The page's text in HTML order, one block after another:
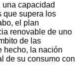
una capacidad
que supera los
el plan
renovable de uno
de las
hecho, la nación
de su consumo con